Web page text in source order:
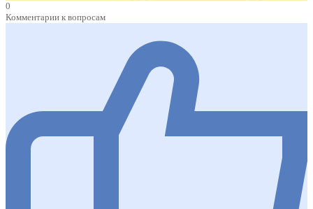
0
Комментарии к вопросам